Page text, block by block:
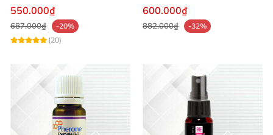
phái mạnh
550.000₫
687.000₫
-20%
(20)
Tăng Khoái Cảm
600.000₫
882.000₫ -32%